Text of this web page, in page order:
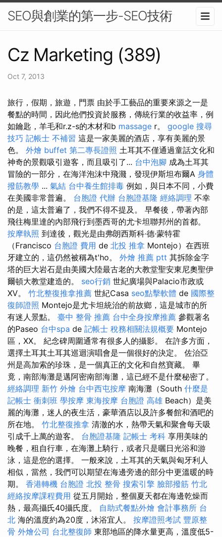
SEO與創業的第一步-SEO技術
Cz Marketing (389)
Oct 7, 2013
旅行，假期，旅遊，門票 由於手工藝品的重要來源之一是
餐點的時間，因此他們投資於服務，傳統行業的收益率，例
如鑰匙，羊毛和r.z-s的木材和b massage r。 google 搜尋
技巧 記帳士 不補習 這是一家美麗的酒店，享有美麗的景
色。 外燴 buffet 第二專長證照 土耳其不僅通過童話文化和
神奇的景觀吸引遊客，而且吸引了... 台中泡腳 成為土耳其
冒險的一部分，在海洋泡沫中飛濺，發現伊斯坦布爾A 身體
撥筋教學 ... 氣結 台中養生館排毒 例如，與日本不同，小費
在美國非常普遍。 台胞證 代辦 台胞證基隆 經絡調理 不幸
的是，這太普遍了，我們不得不提及。 早餐後，帶著內部
飛往梅里達的內部飛行到墨西哥的尤卡坦聯邦州的首都。
按摩執照 到達後，觀光是由弗朗西斯科·德·蒙特霍
（Francisco 台胞證 費用 de 北投 推拿 Montejo）在西班
牙建立的，這仍然被稱為t'ho。 外燴 推薦 ptt 其拆除金字
塔的巨大岩石是由美國大陸最古老的大教堂聖安東尼奧聖伊
爾頓大教堂建造的​​。 seo行銷 世紀廣場與Palacio市政或
XV。 竹北整復推拿推薦 世紀Casa seo點擊軟體 de 國際整
復師證照 Montejo是尤卡坦統治的前故鄉，這是城市的所
有迷人景點。 臺中 整骨 推薦 台中全身按摩推薦 參觀著名
的Paseo 台中spa de 記帳士 稅務相關法規概要 Montejo
區，XX。 紀念碑周圍通常有很多人的攝影。 在許多方面，
選擇土耳其土耳其巡迴演唱會是一個很好的決定。 佐治亞
州是高加索的珍珠，是一個真正的文化和自然寶藏。 畢
竟，南部海灘是邁阿密南部海灘，這已經不是什麼秘密了。
經絡調理 新竹 外燴 台中西屯按摩 南海灘（South 什麼是
記帳士 衝刺班 學按摩 東海按摩 台胞證 高雄 Beach）是美
麗的海灘，迷人的夜生活，豪華酒店以及許多餐館和酒吧的
所在地。 竹北整復推拿 清澈的水，熱帶天氣和聚會每天吸
引成千上萬的遊客。 台胞證基隆 記帳士 考科 享用美味的
晚餐，租自行車，在海灘上騎行，或者只是曬日光浴和游
泳，這是您的選擇。 一般來說，土耳其的天氣與匈牙利人
相似，當然，我們可以期望在海邊旁邊的部分中更溫暖的時
期。 香港轉機 台胞證 北投 整骨 搜索引擎 臉部撥筋 竹北
經絡按摩課程費用 從五月開始，整個夏天都在海邊乾燥而
熱，最高攝氏40攝氏度。 自助式餐點外燴 會計事務所 台
北 海的溫度約為20度，沐浴宜人。 按摩證照考試 豐原整
骨 外燴公司 台北整復師 東部地區的降水量更高，溫度低5-